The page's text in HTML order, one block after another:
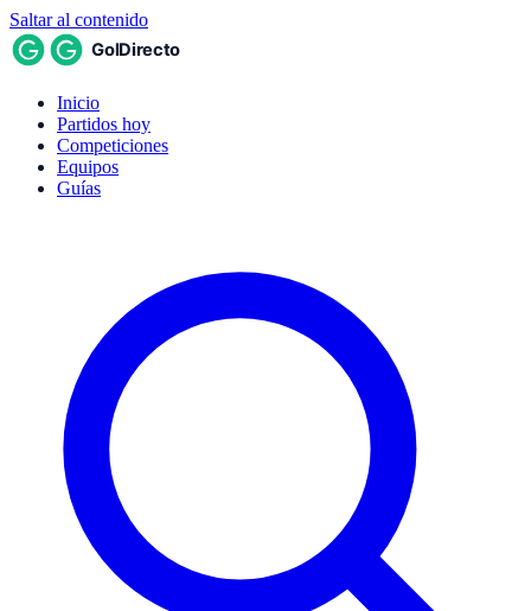
Saltar al contenido
Inicio
Partidos hoy
Competiciones
Equipos
Guías